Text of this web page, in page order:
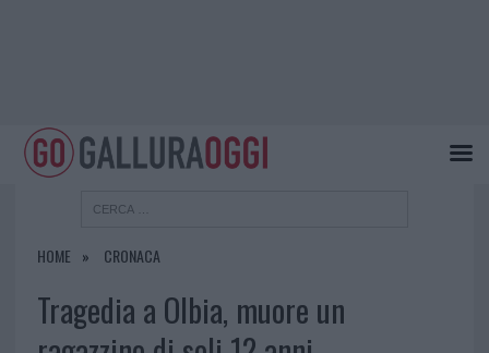
HOME CRONACA
Tragedia a Olbia, muore un